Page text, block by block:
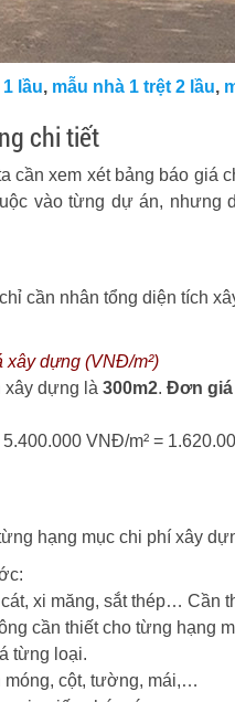
lầu, mẫu nhà 1 trệt 2 lầu,
chi tiết
cần xem xét bảng báo giá
vào từng dự án,
cần nhân tổng diện tích
xây dựng (VNĐ/m²)
xây dựng là 300m2. Đơn giá
VNĐ/m² =
hạng mục chi phí xây
xi măng, sắt thép… Cần
cần thiết cho từng hạng
từng loại.
móng, cột, tường, mái,…